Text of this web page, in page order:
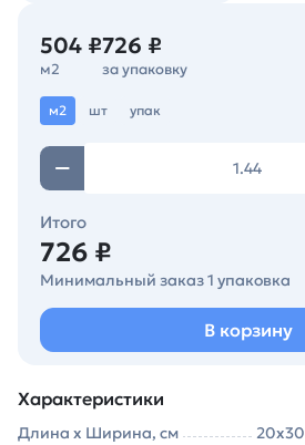
504 ₽
м2
726 ₽
за упаковку
м2 шт упак
Итого
726 ₽
Минимальный заказ 1 упаковка
В корзину
Характеристики
Длина х Ширина, см
20х30